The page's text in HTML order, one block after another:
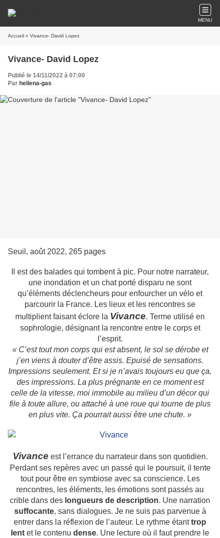
MENU
Accueil » Vivance- David Lopez
Vivance- David Lopez
Publié le 14/11/2022 à 07:00
Par heliena-gas
Seuil, août 2022, 265 pages
Il est des balades qui tombent à pic. Pour notre narrateur,
une inondation et un chat porté disparu ne sont
qu’éléments déclencheurs pour enfourcher un vélo et
parcourir la France. Les lieux et les rencontres se
multiplient faisant éclore la Vivance. Terme utilisé en
sophrologie, désignant la rencontre entre le corps et
l’esprit.
« C’est tout mon corps qui est absent, le sol se dérobe et
j’en viens à douter d’être assis. Epuisé de sensations.
Impressions seulement. Et si je n’avais toujours eu que ça,
des impressions. La plus prégnante en ce moment est
celle de la vitesse, moi immobile au milieu d’un décor qui
file à toute allure, ou attaché à une roue qui tourne de plus
en plus vite. Ça pourrait aussi être une chute. »
Vivance est l’errance du narrateur dans son quotidien.
Perdant ses repères avec un passé qui le poursuit, il tente
tout pour être en symbiose avec sa conscience. Les
rencontres, les éléments, les émotions sont passés au
crible dans des longueurs de description. Une narration
suffocante, sans dialogues. Je ne suis pas parvenue à
entrer dans la réflexion de l’auteur. Le rythme étanttrop
lent et le contenu dense. Une lecture où il faut prendre le